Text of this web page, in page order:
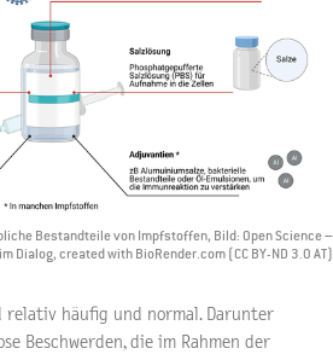
Bestandteile von Impfstoffen, Bild: Open Science –
Dialog, created with BioRender.com (CC BY-ND 3.0 AT)
relativ häufig und normal. Darunter
Beschwerden, die im Rahmen der